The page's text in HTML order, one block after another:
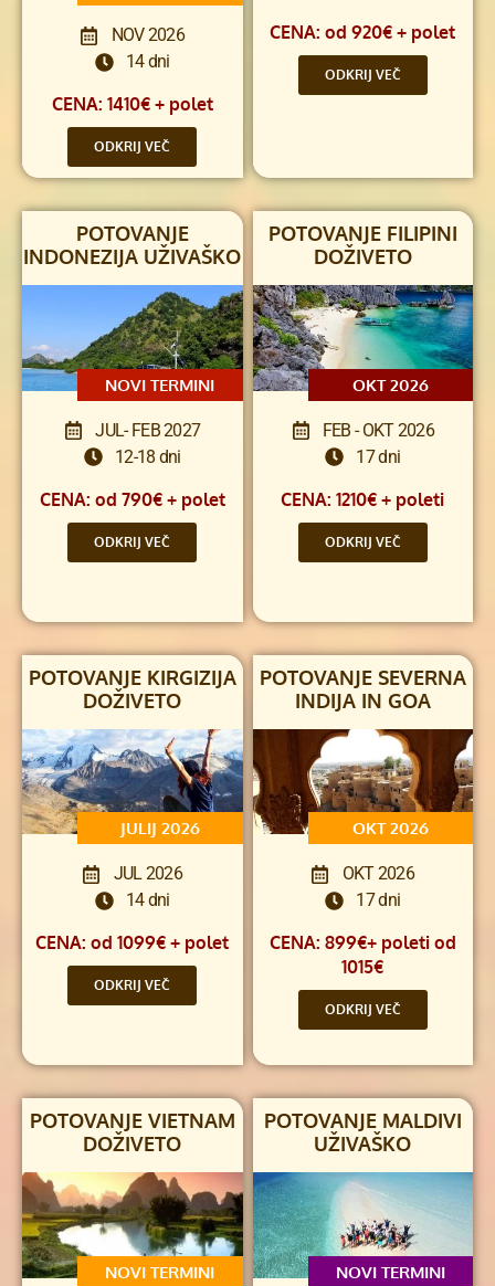
NOV 2026
14 dni
CENA: 1410€ + polet
ODKRIJ VEČ
CENA: od 920€ + polet
ODKRIJ VEČ
POTOVANJE
INDONEZIJA UŽIVAŠKO
NOVI TERMINI
JUL- FEB 2027
12-18 dni
CENA: od 790€ + polet
ODKRIJ VEČ
POTOVANJE FILIPINI
DOŽIVETO
OKT 2026
FEB - OKT 2026
17 dni
CENA: 1210€ + poleti
ODKRIJ VEČ
POTOVANJE KIRGIZIJA
DOŽIVETO
JULIJ 2026
JUL 2026
14 dni
CENA: od 1099€ + polet
ODKRIJ VEČ
POTOVANJE SEVERNA
INDIJA IN GOA
OKT 2026
OKT 2026
17 dni
CENA: 899€+ poleti od
1015€
ODKRIJ VEČ
POTOVANJE VIETNAM
DOŽIVETO
NOVI TERMINI
POTOVANJE MALDIVI
UŽIVAŠKO
NOVI TERMINI